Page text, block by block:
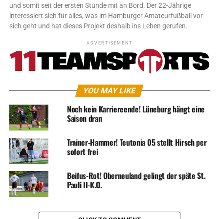
und somit seit der ersten Stunde mit an Bord. Der 22-Jährige
interessiert sich für alles, was im Hamburger Amateurfußball vor
sich geht und hat dieses Projekt deshalb ins Leben gerufen.
ADVERTISEMENT
YOU MAY LIKE
Noch kein Karriereende! Lüneburg hängt eine
Saison dran
Trainer-Hammer! Teutonia 05 stellt Hirsch per
sofort frei
Beifus-Rot! Oberneuland gelingt der späte St.
Pauli II-K.O.